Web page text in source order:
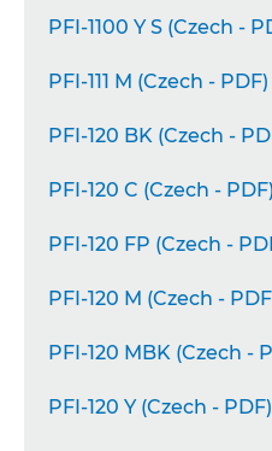
PFI-1100 Y S (Czech -
PFI-111 M (Czech - PDF)
PFI-120 BK (Czech -
PFI-120 C (Czech - PDF)
PFI-120 FP (Czech -
PFI-120 M (Czech -
PFI-120 MBK (Czech -
PFI-120 Y (Czech - PDF)